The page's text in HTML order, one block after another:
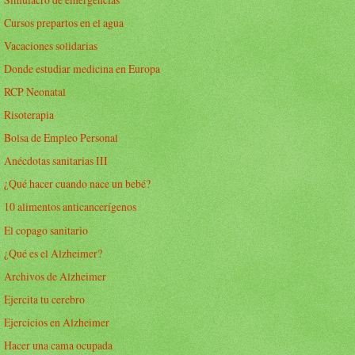
Cursos prepartos en el agua
Vacaciones solidarias
Donde estudiar medicina en Europa
RCP Neonatal
Risoterapia
Bolsa de Empleo Personal
Anécdotas sanitarias III
¿Qué hacer cuando nace un bebé?
10 alimentos anticancerígenos
El copago sanitario
¿Qué es el Alzheimer?
Archivos de Alzheimer
Ejercita tu cerebro
Ejercicios en Alzheimer
Hacer una cama ocupada